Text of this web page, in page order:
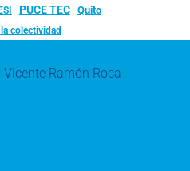
PUCE TEC
Quito
colectividad
Ramón Roca